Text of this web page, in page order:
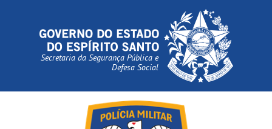
Secretaria da Segurança Pública e
Defesa Social